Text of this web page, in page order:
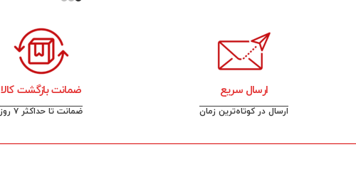
ارسال سریع
ارسال در کوتاه‌ترین زمان
ضمانت بازگشت کالا
ضمانت تا حداکثر ۷ روز